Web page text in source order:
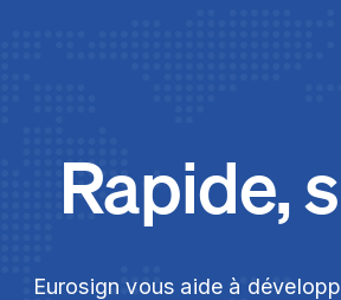
Rapide,
Eurosign vous aide à